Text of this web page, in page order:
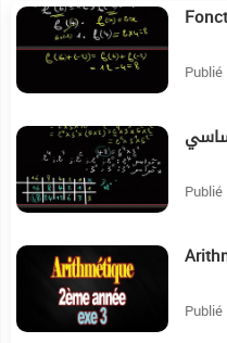
18:42